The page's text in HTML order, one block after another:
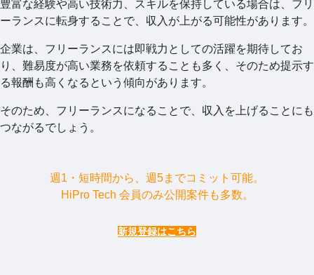
豊富な経験や高い技術力、スキルを保持している場合は、フリ
ーランスに転身することで、収入が上がる可能性があります。
企業は、フリーランスには即戦力としての活躍を期待してお
り、難易度が高い業務を依頼することも多く、そのため提示す
る報酬も高くなるという傾向があります。
そのため、フリーランスになることで、収入を上げることにも
つながるでしょう。
週1・短時間から、週5までコミット可能。
HiPro Tech 会員のみ公開案件も多数。
新規登録はこちら